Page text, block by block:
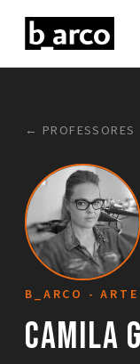
← PROFESSORES
B_ARCO -
Camila